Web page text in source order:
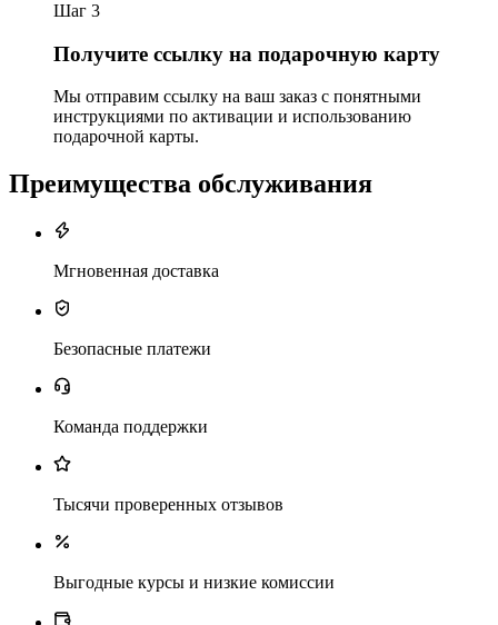
Шаг 3
Получите ссылку на подарочную карту
Мы отправим ссылку на ваш заказ с понятными
инструкциями по активации и использованию
подарочной карты.
Преимущества обслуживания
Мгновенная доставка
Безопасные платежи
Команда поддержки
Тысячи проверенных отзывов
Выгодные курсы и низкие комиссии